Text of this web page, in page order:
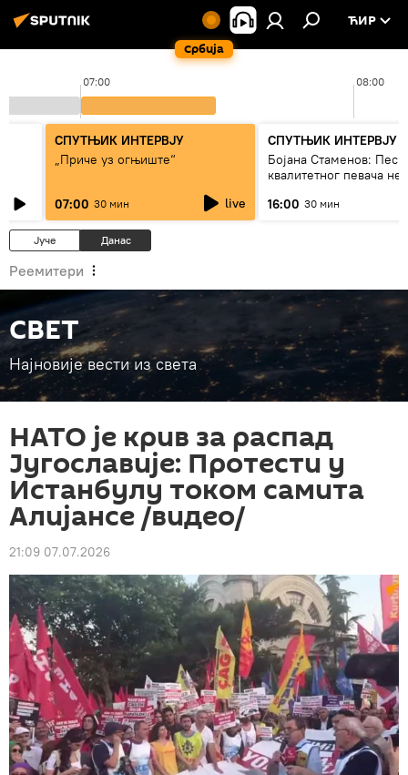
Србија
ЋИР
07:00 08:00
СПУТЊИК ИНТЕРВЈУ
„Приче уз огњиште“
07:00 30 мин live
СПУТЊИК ИНТЕРВЈУ
Бојана Стаменов:
квалитетног певача
16:00 30 мин
Јуче Данас
Реемитери
СВЕТ
Најновије вести из света
НАТО је крив за распад
Југославије: Протести у
Истанбулу током самита
Алијансе /видео/
21:09 07.07.2026